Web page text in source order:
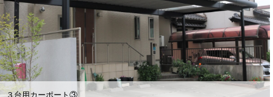
３台用カーポート③